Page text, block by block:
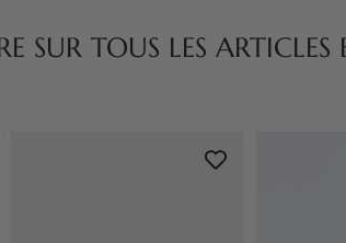
SUR TOUS LES ARTICLES